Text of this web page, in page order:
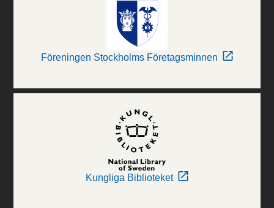
Föreningen Stockholms Företagsminnen
Kungliga Biblioteket